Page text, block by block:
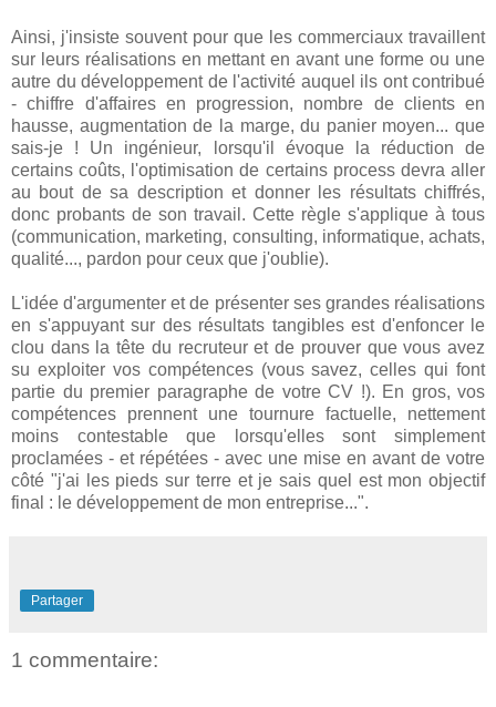
Ainsi, j'insiste souvent pour que les commerciaux travaillent
sur leurs réalisations en mettant en avant une forme ou une
autre du développement de l'activité auquel ils ont contribué
- chiffre d'affaires en progression, nombre de clients en
hausse, augmentation de la marge, du panier moyen... que
sais-je ! Un ingénieur, lorsqu'il évoque la réduction de
certains coûts, l'optimisation de certains process devra aller
au bout de sa description et donner les résultats chiffrés,
donc probants de son travail. Cette règle s'applique à tous
(communication, marketing, consulting, informatique, achats,
qualité..., pardon pour ceux que j'oublie).
L'idée d'argumenter et de présenter ses grandes réalisations
en s'appuyant sur des résultats tangibles est d'enfoncer le
clou dans la tête du recruteur et de prouver que vous avez
su exploiter vos compétences (vous savez, celles qui font
partie du premier paragraphe de votre CV !). En gros, vos
compétences prennent une tournure factuelle, nettement
moins contestable que lorsqu'elles sont simplement
proclamées - et répétées - avec une mise en avant de votre
côté "j'ai les pieds sur terre et je sais quel est mon objectif
final : le développement de mon entreprise...".
Partager
1 commentaire: